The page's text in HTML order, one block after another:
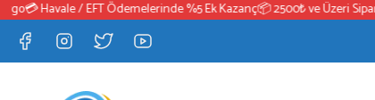
💳 Havale / EFT Ödemelerinde %5 Ek Kazanç📦 2500₺ ve Üzeri